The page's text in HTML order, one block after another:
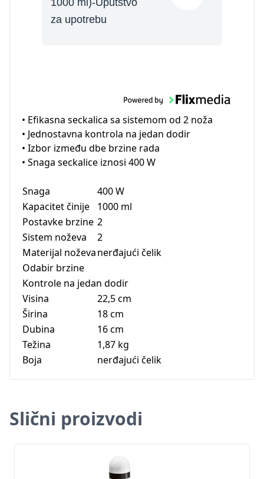
1000 ml)-Uputstvo
za upotrebu
• Efikasna seckalica sa sistemom od 2 noža
• Jednostavna kontrola na jedan dodir
• Izbor između dbe brzine rada
• Snaga seckalice iznosi 400 W
Snaga
400 W
Kapacitet činije
1000 ml
Postavke brzine 2
Sistem noževa
2
Materijal noževanerđajući čelik
Odabir brzine
Kontrole na jedan dodir
Visina
22,5 cm
Širina
18 cm
Dubina
16 cm
Težina
1,87 kg
Boja
nerđajući čelik
Slični proizvodi